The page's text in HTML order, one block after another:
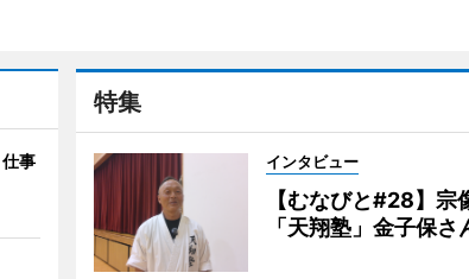
特集
インタビュー
【むなびと#28】宗
「天翔塾」金子保さ
事